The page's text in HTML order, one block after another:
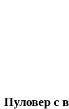
Пуловер с